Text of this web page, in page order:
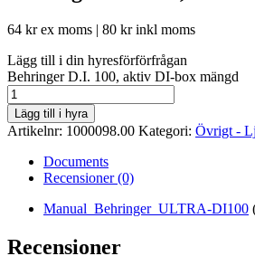
64 krex moms | 80 krinkl moms
Lägg till i din hyresförförfrågan
Behringer D.I. 100, aktiv DI-box mängd
Lägg till i hyra
Artikelnr: 1000098.00 Kategori: Övrigt -
Documents
Recensioner (0)
Manual_Behringer_ULTRA-DI100
Recensioner